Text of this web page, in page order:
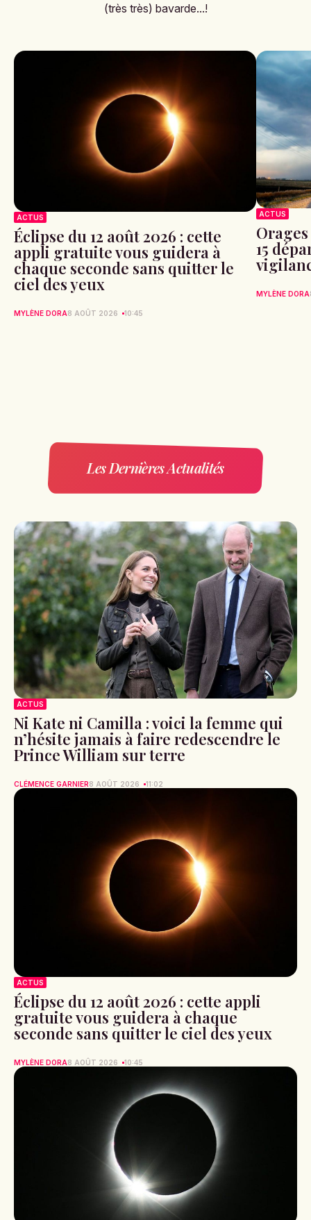
(très très) bavarde...!
ACTUS
Éclipse du 12 août 2026 : cette
appli gratuite vous guidera à
chaque seconde sans quitter le
ciel des yeux
MYLÈNE DORA8 AOÛT 2026 10:45
ACTUS
15
MYLÈNE DORA
Les Dernières Actualités
ACTUS
Ni Kate ni Camilla : voici la femme qui
n’hésite jamais à faire redescendre le
Prince William sur terre
CLÉMENCE GARNIER8 AOÛT 2026 11:02
ACTUS
Éclipse du 12 août 2026 : cette appli
gratuite vous guidera à chaque
seconde sans quitter le ciel des yeux
MYLÈNE DORA8 AOÛT 2026 10:45